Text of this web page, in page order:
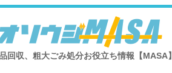
回収、粗大ごみ処分お役立ち情報【MASA】